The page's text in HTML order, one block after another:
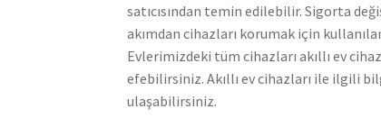
satıcısından temin edilebilir. Sigorta
akımdan cihazları korumak için
Evlerimizdeki tüm cihazları akıllı ev
efebilirsiniz. Akıllı ev cihazları ile ilgili
ulaşabilirsiniz.